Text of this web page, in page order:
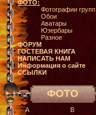
ФОТО:
Фотографии групп
Обои
Аватары
Юзербары
Разное
ФОРУМ
ГОСТЕВАЯ КНИГА
НАПИСАТЬ НАМ
Информация о сайте
ССЫЛКИ
ФОТО
A
B